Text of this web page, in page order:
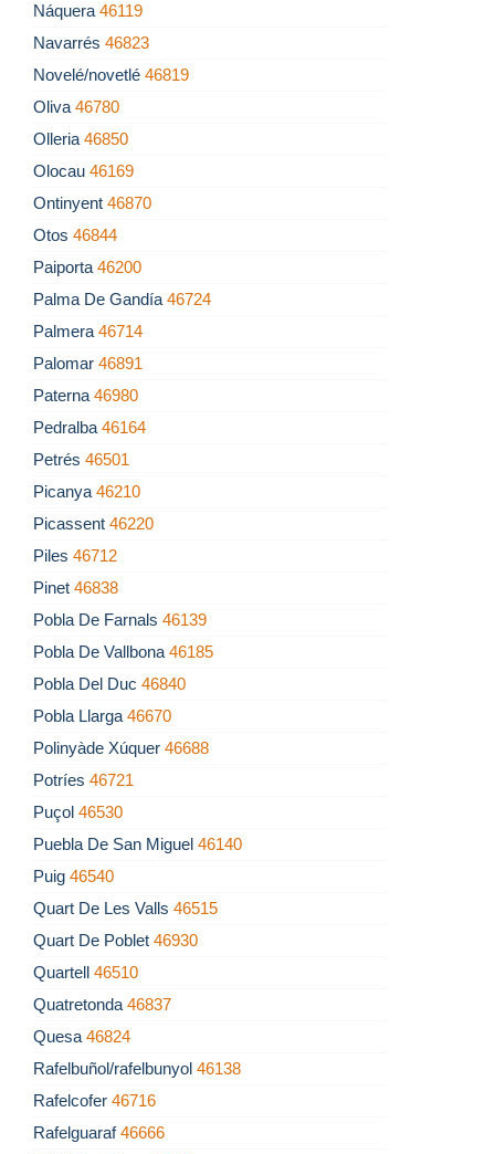
Náquera 46119
Navarrés 46823
Novelé/novetlé 46819
Oliva 46780
Olleria 46850
Olocau 46169
Ontinyent 46870
Otos 46844
Paiporta 46200
Palma De Gandía 46724
Palmera 46714
Palomar 46891
Paterna 46980
Pedralba 46164
Petrés 46501
Picanya 46210
Picassent 46220
Piles 46712
Pinet 46838
Pobla De Farnals 46139
Pobla De Vallbona 46185
Pobla Del Duc 46840
Pobla Llarga 46670
Polinyàde Xúquer 46688
Potríes 46721
Puçol 46530
Puebla De San Miguel 46140
Puig 46540
Quart De Les Valls 46515
Quart De Poblet 46930
Quartell 46510
Quatretonda 46837
Quesa 46824
Rafelbuñol/rafelbunyol 46138
Rafelcofer 46716
Rafelguaraf46666